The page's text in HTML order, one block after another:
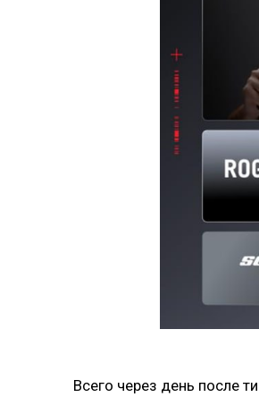
Всего через день после